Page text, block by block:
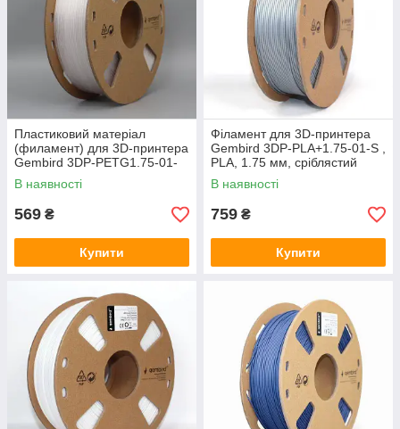
Пластиковий матеріал
(филамент) для 3D-принтера
Gembird 3DP-PETG1.75-01-
NAT, натуральний
В наявності
569 ₴
Купити
Філамент для 3D-принтера
Gembird 3DP-PLA+1.75-01-S ,
PLA, 1.75 мм, сріблястий
В наявності
759 ₴
Купити